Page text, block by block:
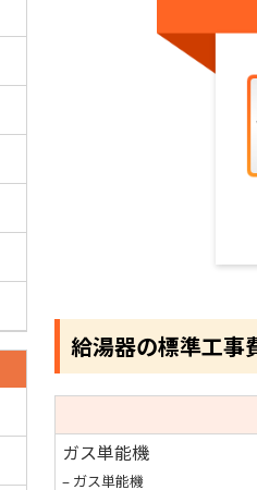
給湯器の標準工事
ガス単能機
– ガス単能機